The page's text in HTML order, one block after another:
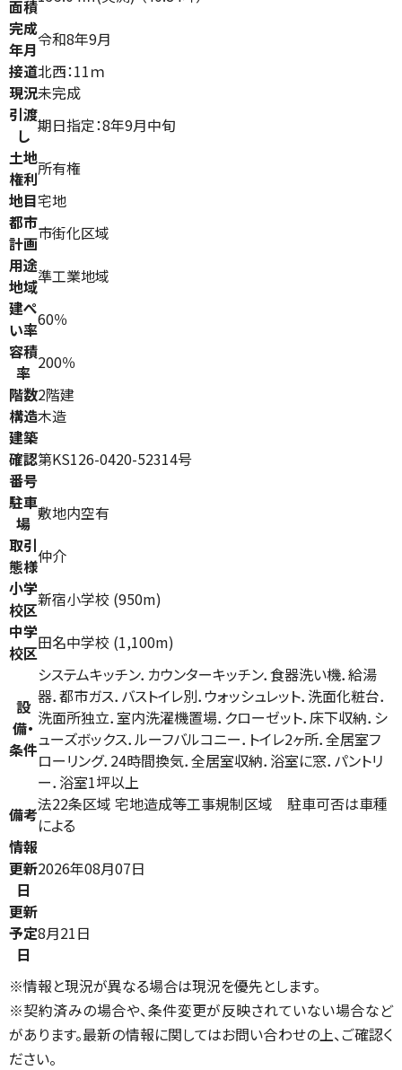
面積
完成
年月令和8年9月
接道北西：11ｍ
現況未完成
引渡
し 期日指定：8年9月中旬
土地
権利所有権
地目宅地
都市
計画市街化区域
用途
地域準工業地域
建ぺ
い率60％
容積
率 200％
階数2階建
構造木造
建築
確認
番号
第KS126-0420-52314号
駐車
場 敷地内空有
取引
態様仲介
小学
校区新宿小学校 (950m)
中学
校区田名中学校 (1,100m)
設
備・
条件
システムキッチン．カウンターキッチン．食器洗い機．給湯
器．都市ガス．バストイレ別．ウォッシュレット．洗面化粧台．
洗面所独立．室内洗濯機置場．クローゼット．床下収納．シ
ューズボックス．ルーフバルコニー．トイレ2ヶ所．全居室フ
ローリング．24時間換気．全居室収納．浴室に窓．パントリ
ー．浴室1坪以上
備考法22条区域 宅地造成等工事規制区域 駐車可否は車種
による
情報
更新
日
2026年08月07日
更新
予定
日
8月21日
※情報と現況が異なる場合は現況を優先とします。
※契約済みの場合や、条件変更が反映されていない場合など
があります。最新の情報に関してはお問い合わせの上、ご確認く
ださい。